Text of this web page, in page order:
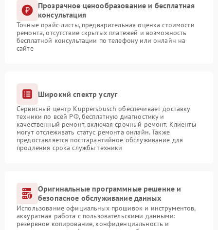
Прозрачное ценообразование и бесплатная
консультация
Точные прайс-листы, предварительная оценка стоимости
ремонта, отсутствие скрытых платежей и возможность
бесплатной консультации по телефону или онлайн на
сайте
Широкий спектр услуг
Сервисный центр Kuppersbusch обеспечивает доставку
техники по всей РФ, бесплатную диагностику и
качественный ремонт, включая срочный ремонт. Клиенты
могут отслеживать статус ремонта онлайн. Также
предоставляется постгарантийное обслуживание для
продления срока службы техники
Оригинальные программные решение и
безопасное обслуживание данных
Использование официальных прошивок и инструментов,
аккуратная работа с пользовательскими данными:
резервное копирование, конфиденциальность и